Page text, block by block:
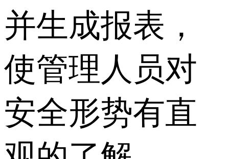
并生成报表，
使管理人员对
安全形势有直